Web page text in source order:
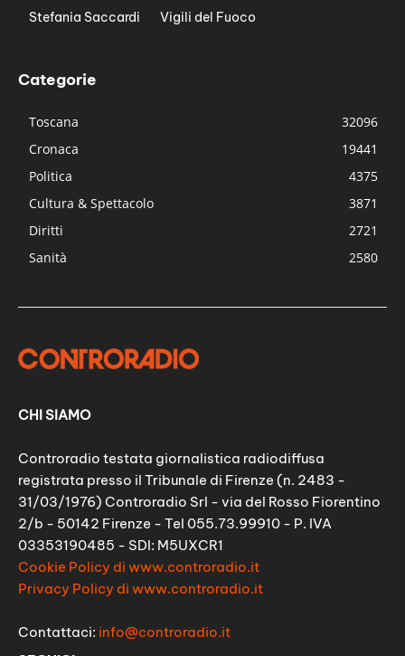
Stefania Saccardi
Vigili del Fuoco
Categorie
Toscana
32096
Cronaca
19441
Politica
4375
Cultura & Spettacolo
3871
Diritti
2721
Sanità
2580
CHI SIAMO
Controradio testata giornalistica radiodiffusa
registrata presso il Tribunale di Firenze (n. 2483 -
31/03/1976) Controradio Srl - via del Rosso Fiorentino
2/b - 50142 Firenze - Tel 055.73.99910 - P. IVA
03353190485 - SDI: M5UXCR1
Cookie Policy di www.controradio.it
Privacy Policy di www.controradio.it
Contattaci: info@controradio.it